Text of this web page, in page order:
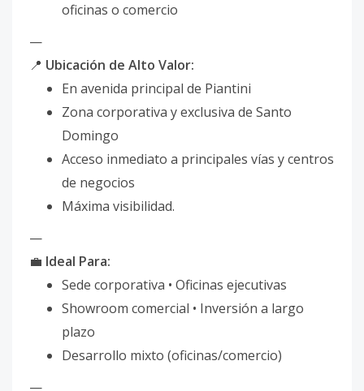
oficinas o comercio
—
📍 Ubicación de Alto Valor:
En avenida principal de Piantini
Zona corporativa y exclusiva de Santo
Domingo
Acceso inmediato a principales vías y centros
de negocios
Máxima visibilidad.
—
💼 Ideal Para:
Sede corporativa • Oficinas ejecutivas
Showroom comercial • Inversión a largo
plazo
Desarrollo mixto (oficinas/comercio)
—